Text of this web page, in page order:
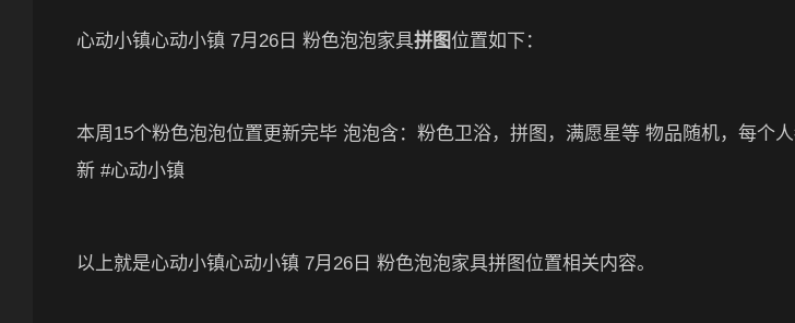
心动小镇心动小镇 7月26日 粉色泡泡家具拼图位置如下：
本周15个粉色泡泡位置更新完毕 泡泡含：粉色卫浴，拼图，满愿星等 物品随机，每个
新 #心动小镇
以上就是心动小镇心动小镇 7月26日 粉色泡泡家具拼图位置相关内容。